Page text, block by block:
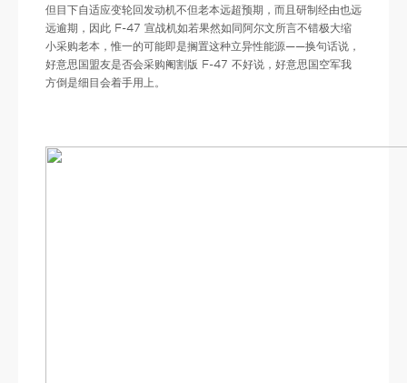
但目下自适应变轮回发动机不但老本远超预期，而且研制经由也远
远逾期，因此 F-47 宣战机如若果然如同阿尔文所言不错极大缩
小采购老本，惟一的可能即是搁置这种立异性能源——换句话说，
好意思国盟友是否会采购阉割版 F-47 不好说，好意思国空军我
方倒是细目会着手用上。